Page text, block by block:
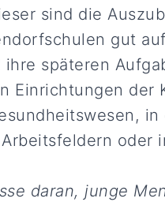
sind die
gut
späteren
Einrichtungen
daran, junge